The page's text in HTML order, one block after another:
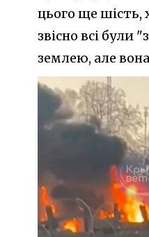
цього ще шість,
звісно всі
землею, але